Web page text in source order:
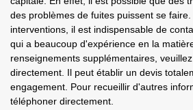
des problèmes de fuites puissent se
interventions, il est indispensable de
qui a beaucoup d'expérience en la
renseignements supplémentaires,
directement. Il peut établir un devis
engagement. Pour recueillir d'autres
téléphoner directement.